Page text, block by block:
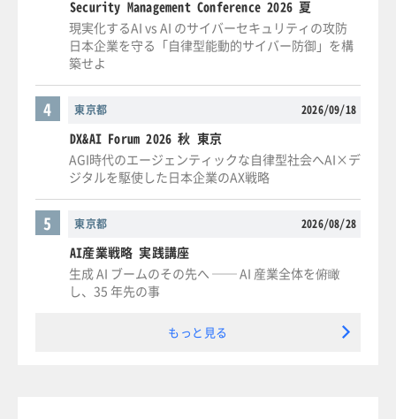
Security Management Conference 2026 夏
現実化するAI vs AI のサイバーセキュリティの攻防
日本企業を守る「自律型能動的サイバー防御」を構
築せよ
東京都 2026/09/18
4
DX&AI Forum 2026 秋 東京
AGI時代のエージェンティックな自律型社会へAI×デ
ジタルを駆使した日本企業のAX戦略
東京都 2026/08/28
5
AI産業戦略 実践講座
生成 AI ブームのその先へ ── AI 産業全体を俯瞰
し、35 年先の事
もっと見る